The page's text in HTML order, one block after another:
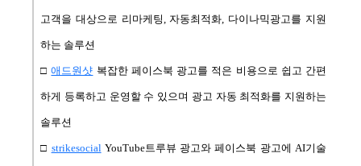
고객을 대상으로 리마케팅, 자동최적화, 다이나믹광고를 지원
하는 솔루션
□애드원샷 복잡한 페이스북 광고를 적은 비용으로 쉽고 간편
하게 등록하고 운영할 수 있으며 광고 자동 최적화를 지원하는
솔루션
□ strikesocial YouTube트루뷰 광고와 페이스북 광고에 AI기술